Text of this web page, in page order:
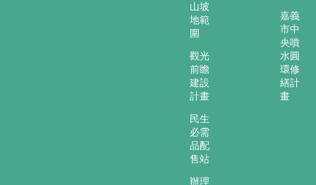
山坡
地範
圍
觀光
前瞻
建設
計畫
民生
必需
品配
售站
辦理
嘉義
市中
央噴
水圓
環修
繕計
畫